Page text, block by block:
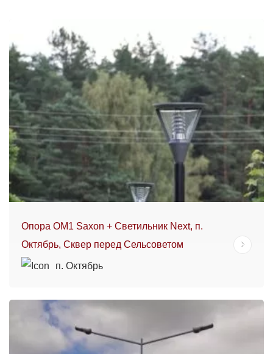
Опора ОМ1 Saxon + Светильник Next, п.
Октябрь, Сквер перед Сельсоветом
п. Октябрь